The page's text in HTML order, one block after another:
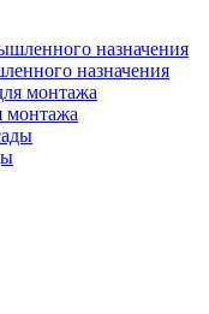
назначения
монтажа